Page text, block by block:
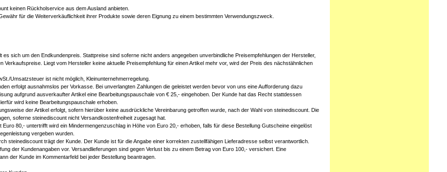
keinen Rückholservice aus dem Ausland anbieten.
für die Weiterverkäuflichkeit ihrer Produkte sowie deren Eignung zu einem bestimmten Verwendungszweck.
es sich um den Endkundenpreis. Stattpreise sind soferne nicht anders angegeben unverbindliche Preisempfehlungen der Hersteller,
Verkaufspreise. Liegt vom Hersteller keine aktuelle Preisempfehlung für einen Artikel mehr vor, wird der Preis des nächstähnlichen
Umsatzsteuer ist nicht möglich, Kleinunternehmerregelung.
erfolgt ausnahmslos per Vorkasse. Bei unverlangten Zahlungen die geleistet werden bevor von uns eine Aufforderung dazu
aufgrund ausverkaufter Artikel eine Bearbeitungspauschale von € 25,- eingehoben. Der Kunde hat das Recht stattdessen
wird keine Bearbeitungspauschale erhoben.
der Artikel erfolgt, sofern hierüber keine ausdrückliche Vereinbarung getroffen wurde, nach der Wahl von steinediscount. Die
soferne steinediscount nicht Versandkostenfreiheit zugesagt hat.
80,- untertrifft wird ein Mindermengenzuschlag in Höhe von Euro 20,- erhoben, falls für diese Bestellung Gutscheine eingelöst
vergeben wurden.
steinediscount trägt der Kunde. Der Kunde ist für die Angabe einer korrekten zustellfähigen Lieferadresse selbst verantwortlich.
der Kundenangaben vor. Versandlieferungen sind gegen Verlust bis zu einem Betrag von Euro 100,- versichert. Eine
der Kunde im Kommentarfeld bei jeder Bestellung beantragen.